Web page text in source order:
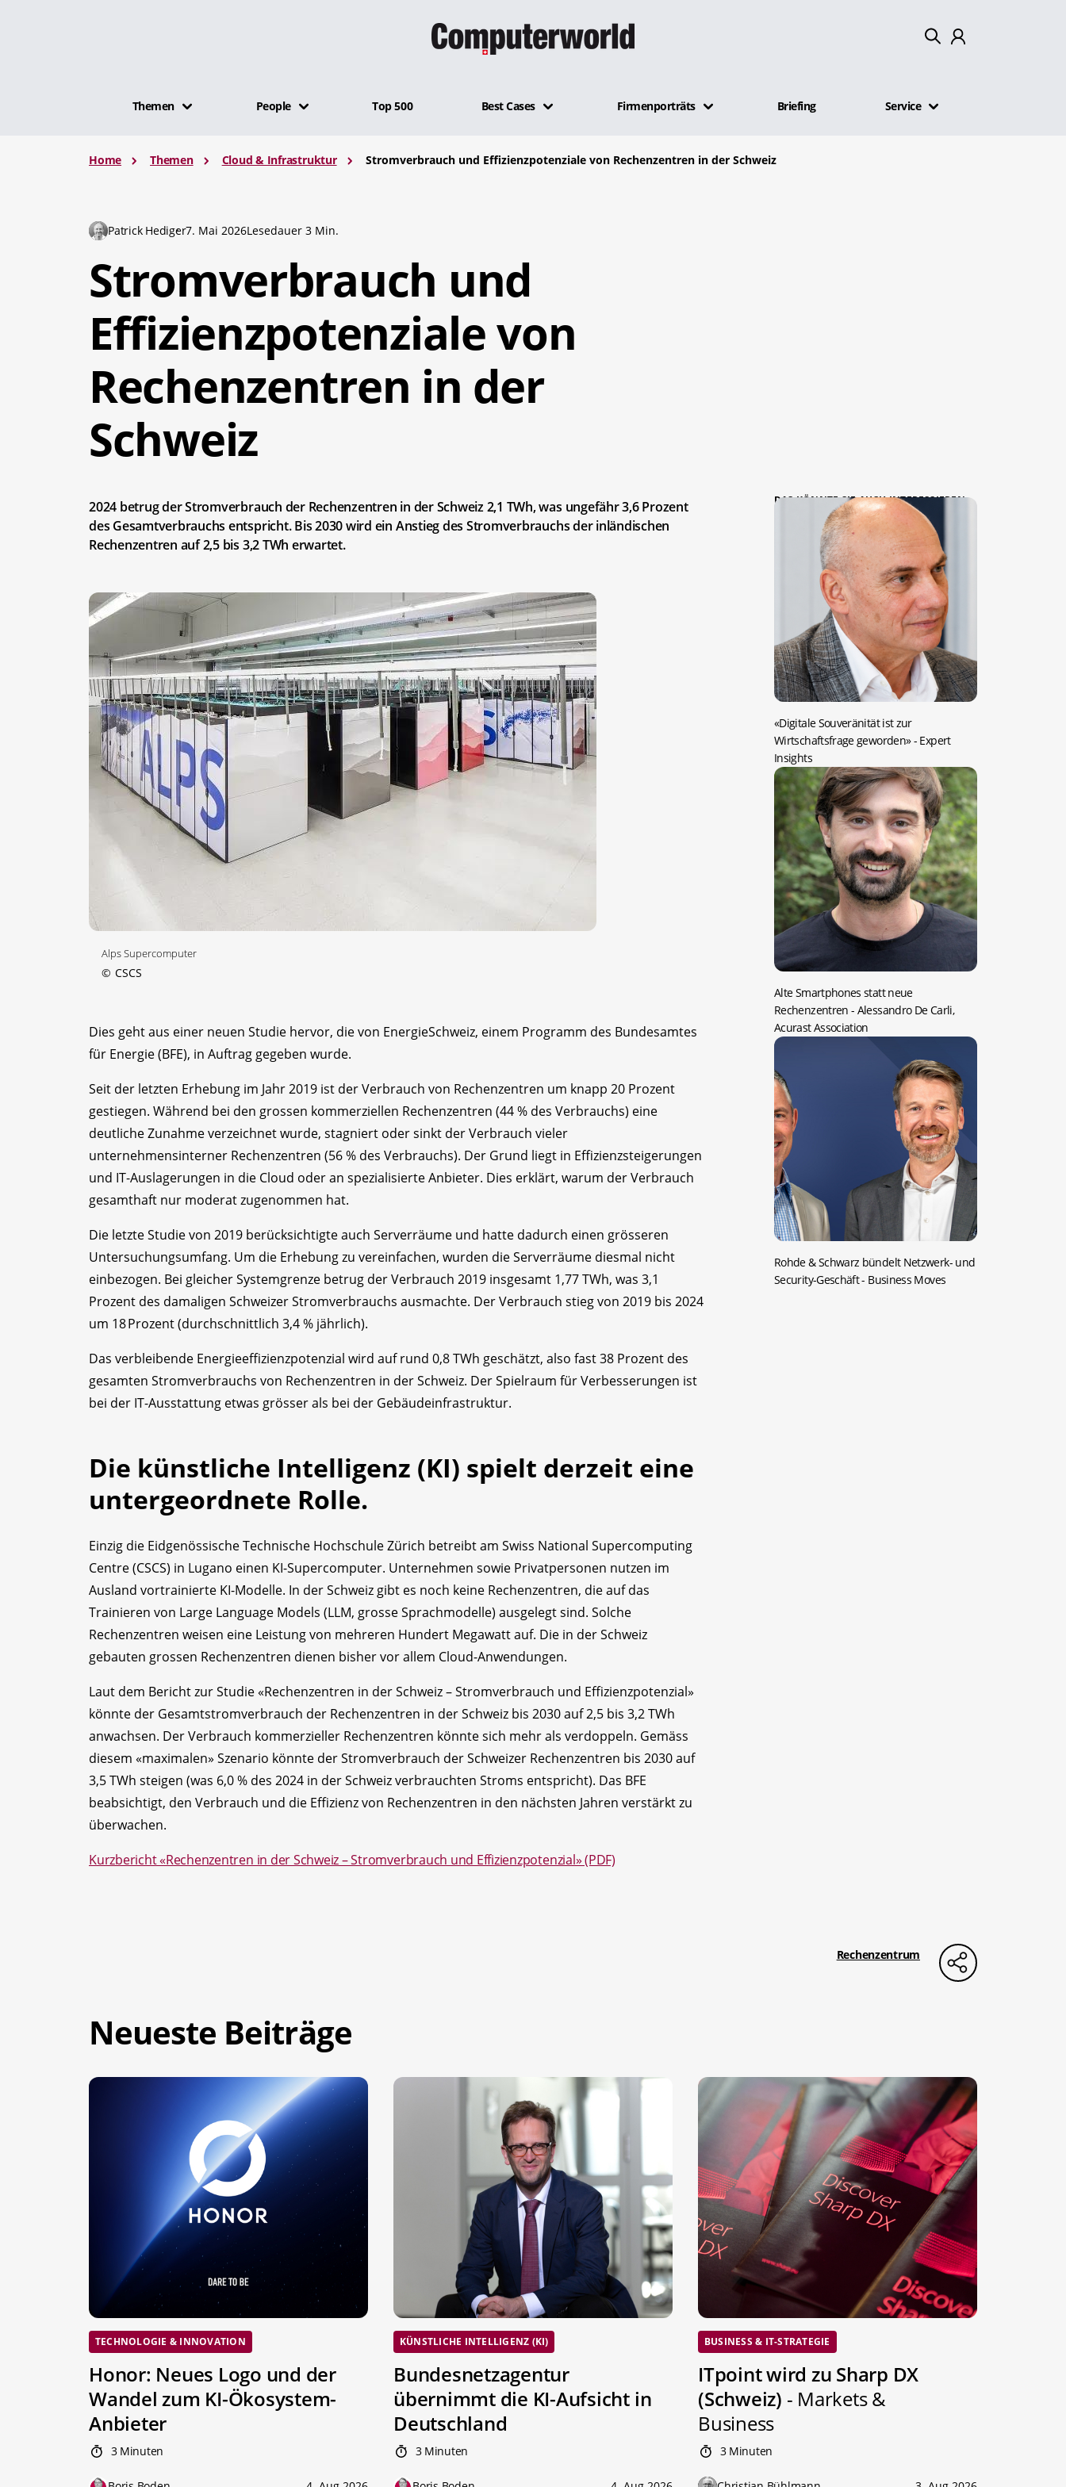
Themen People Top 500 Best Cases Firmenporträts Briefing Service
Home Themen Cloud & Infrastruktur Stromverbrauch und Effizienzpotenziale von Rechenzentren in der Schweiz
Patrick Hediger7. Mai 2026Lesedauer 3 Min.
Stromverbrauch und
Effizienzpotenziale von
Rechenzentren in der
Schweiz
2024 betrug der Stromverbrauch der Rechenzentren in der Schweiz 2,1 TWh, was ungefähr 3,6 Prozent
des Gesamtverbrauchs entspricht. Bis 2030 wird ein Anstieg des Stromverbrauchs der inländischen
Rechenzentren auf 2,5 bis 3,2 TWh erwartet.
Alps Supercomputer
© CSCS
Dies geht aus einer neuen Studie hervor, die von EnergieSchweiz, einem Programm des Bundesamtes
für Energie (BFE), in Auftrag gegeben wurde.
Seit der letzten Erhebung im Jahr 2019 ist der Verbrauch von Rechenzentren um knapp 20 Prozent
gestiegen. Während bei den grossen kommerziellen Rechenzentren (44 % des Verbrauchs) eine
deutliche Zunahme verzeichnet wurde, stagniert oder sinkt der Verbrauch vieler
unternehmensinterner Rechenzentren (56 % des Verbrauchs). Der Grund liegt in Effizienzsteigerungen
und IT-Auslagerungen in die Cloud oder an spezialisierte Anbieter. Dies erklärt, warum der Verbrauch
gesamthaft nur moderat zugenommen hat.
Die letzte Studie von 2019 berücksichtigte auch Serverräume und hatte dadurch einen grösseren
Untersuchungsumfang. Um die Erhebung zu vereinfachen, wurden die Serverräume diesmal nicht
einbezogen. Bei gleicher Systemgrenze betrug der Verbrauch 2019 insgesamt 1,77 TWh, was 3,1
Prozent des damaligen Schweizer Stromverbrauchs ausmachte. Der Verbrauch stieg von 2019 bis 2024
um 18 Prozent (durchschnittlich 3,4 % jährlich).
Das verbleibende Energieeffizienzpotenzial wird auf rund 0,8 TWh geschätzt, also fast 38 Prozent des
gesamten Stromverbrauchs von Rechenzentren in der Schweiz. Der Spielraum für Verbesserungen ist
bei der IT-Ausstattung etwas grösser als bei der Gebäudeinfrastruktur.
Die künstliche Intelligenz (KI) spielt derzeit eine
untergeordnete Rolle.
Einzig die Eidgenössische Technische Hochschule Zürich betreibt am Swiss National Supercomputing
Centre (CSCS) in Lugano einen KI-Supercomputer. Unternehmen sowie Privatpersonen nutzen im
Ausland vortrainierte KI-Modelle. In der Schweiz gibt es noch keine Rechenzentren, die auf das
Trainieren von Large Language Models (LLM, grosse Sprachmodelle) ausgelegt sind. Solche
Rechenzentren weisen eine Leistung von mehreren Hundert Megawatt auf. Die in der Schweiz
gebauten grossen Rechenzentren dienen bisher vor allem Cloud-Anwendungen.
Laut dem Bericht zur Studie «Rechenzentren in der Schweiz – Stromverbrauch und Effizienzpotenzial»
könnte der Gesamtstromverbrauch der Rechenzentren in der Schweiz bis 2030 auf 2,5 bis 3,2 TWh
anwachsen. Der Verbrauch kommerzieller Rechenzentren könnte sich mehr als verdoppeln. Gemäss
diesem «maximalen» Szenario könnte der Stromverbrauch der Schweizer Rechenzentren bis 2030 auf
3,5 TWh steigen (was 6,0 % des 2024 in der Schweiz verbrauchten Stroms entspricht). Das BFE
beabsichtigt, den Verbrauch und die Effizienz von Rechenzentren in den nächsten Jahren verstärkt zu
überwachen.
Kurzbericht «Rechenzentren in der Schweiz – Stromverbrauch und Effizienzpotenzial» (PDF)
DAS KÖNNTE SIE AUCH INTERESSIEREN:
«Digitale Souveränität ist zur
Wirtschaftsfrage geworden»- Expert
Insights
Alte Smartphones statt neue
Rechenzentren- Alessandro De Carli,
Acurast Association
Rohde & Schwarz bündelt Netzwerk- und
Security-Geschäft- Business Moves
Rechenzentrum
Neueste Beiträge
TECHNOLOGIE & INNOVATION
Honor: Neues Logo und der
Wandel zum KI-Ökosystem-
Anbieter
3 Minuten
KÜNSTLICHE INTELLIGENZ (KI)
Bundesnetzagentur
übernimmt die KI-Aufsicht in
Deutschland
3 Minuten
BUSINESS & IT-STRATEGIE
ITpoint wird zu Sharp DX
(Schweiz) - Markets &
Business
3 Minuten